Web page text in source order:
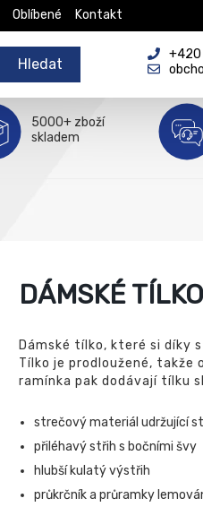
Oblíbené Kontakt
Hledat
+420
5000+ zboží
skladem
DÁMSKÉ
Dámské tílko, které si díky
Tílko je prodloužené, takže
ramínka pak dodávají tílku
strečový materiál udržující
přiléhavý střih s bočními švy
hlubší kulatý výstřih
průkrčník a průramky